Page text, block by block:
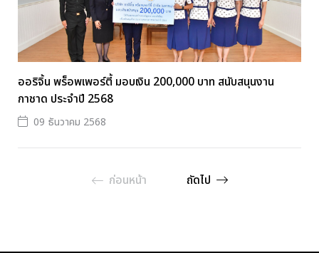
ออริจิ้น พร็อพเพอร์ตี้ มอบเงิน 200,000 บาท สนับสนุนงาน
กาชาด ประจำปี 2568
09 ธันวาคม 2568
ก่อนหน้า ถัดไป